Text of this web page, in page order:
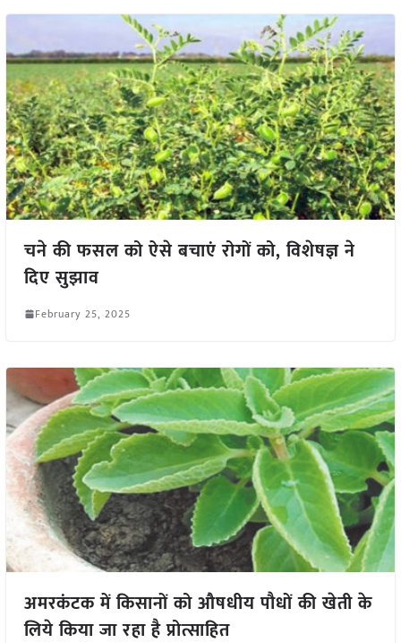
चने की फसल को ऐसे बचाएं रोगों को, विशेषज्ञ ने
दिए सुझाव
February 25, 2025
अमरकंटक में किसानों को औषधीय पौधों की खेती के
लिये किया जा रहा है प्रोत्साहित